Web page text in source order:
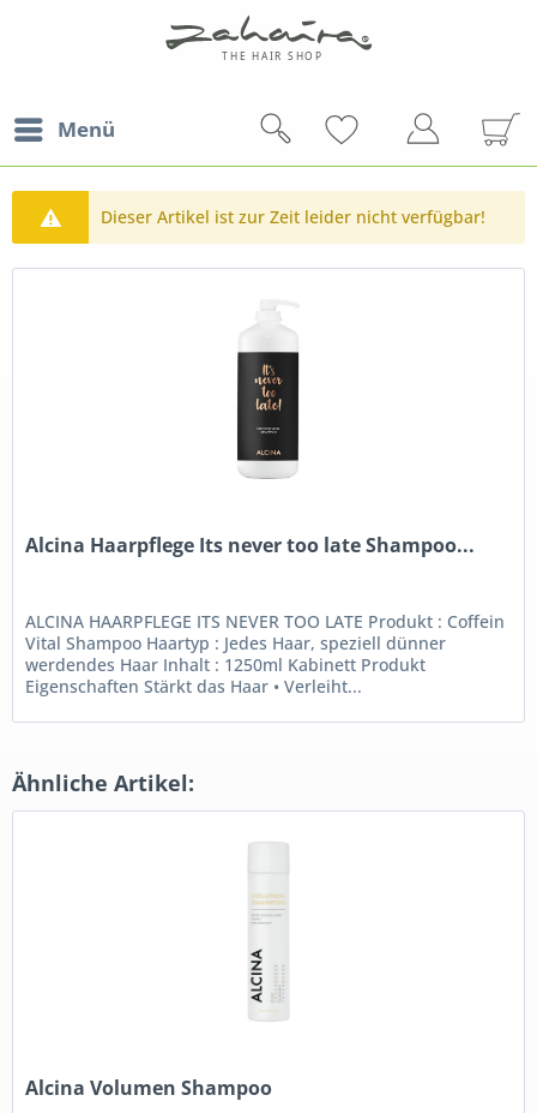
Menü
Dieser Artikel ist zur Zeit leider nicht verfügbar!
Alcina Haarpflege Its never too late Shampoo...
ALCINA HAARPFLEGE ITS NEVER TOO LATE Produkt : Coffein
Vital Shampoo Haartyp : Jedes Haar, speziell dünner
werdendes Haar Inhalt : 1250ml Kabinett Produkt
Eigenschaften Stärkt das Haar • Verleiht...
Ähnliche Artikel:
Alcina Volumen Shampoo